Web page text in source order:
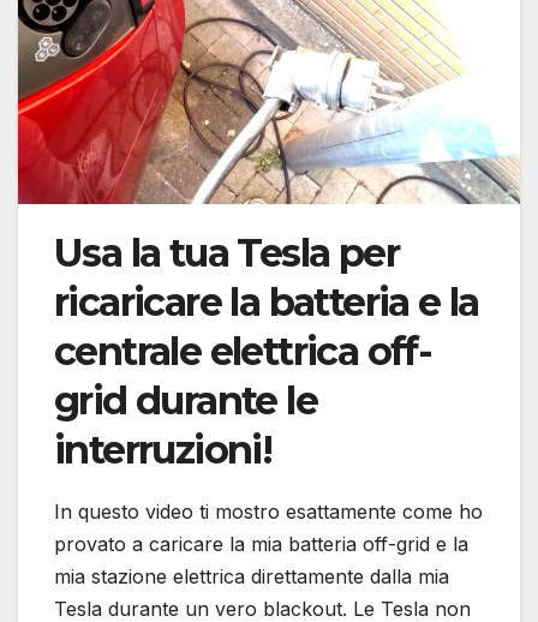
Usa la tua Tesla per
ricaricare la batteria e la
centrale elettrica off-
grid durante le
interruzioni!
In questo video ti mostro esattamente come ho
provato a caricare la mia batteria off-grid e la
mia stazione elettrica direttamente dalla mia
Tesla durante un vero blackout. Le Tesla non